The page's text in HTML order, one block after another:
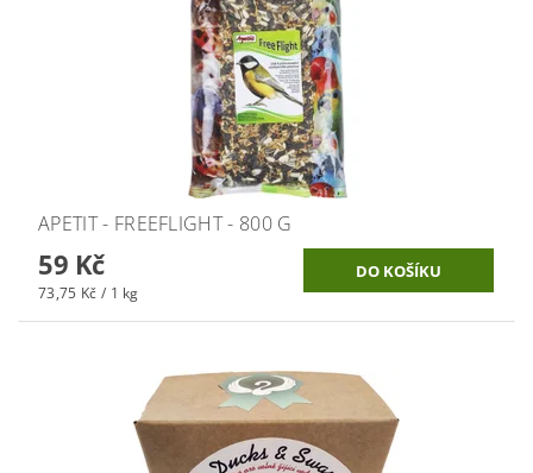
APETIT - FREEFLIGHT - 800 G
59 Kč
73,75 Kč / 1 kg